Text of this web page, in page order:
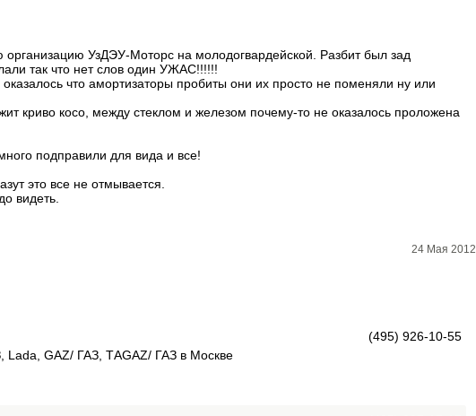
УзДЭУ-Моторс на молодогвардейской. Разбит был зад
так что нет слов один УЖАС!!!!!!
что амортизаторы пробиты они их просто не поменяли ну или
криво косо, между стеклом и железом почему-то не оказалось проложена
подправили для вида и все!
это все не отмывается.
видеть.
24 Мая 2012
(495) 926-10-55
Lada, GAZ/ ГАЗ, ТАGAZ/ ГАЗ в Москве